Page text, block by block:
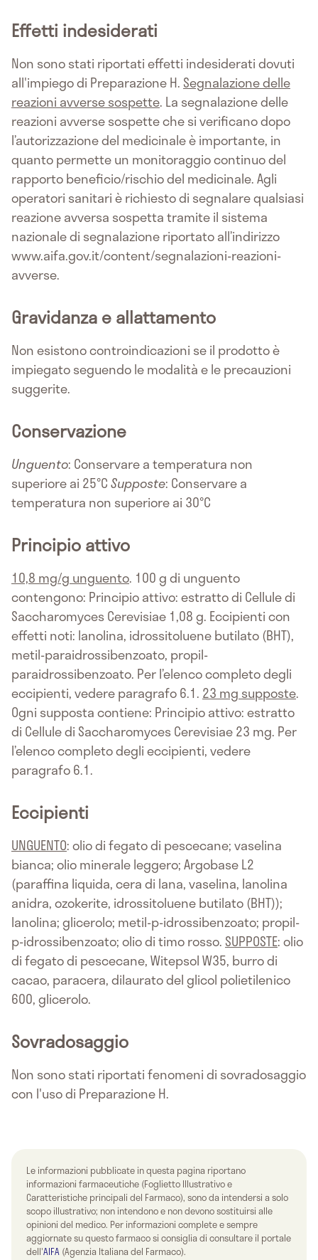
Effetti indesiderati
Non sono stati riportati effetti indesiderati dovuti
all'impiego di Preparazione H. Segnalazione delle
reazioni avverse sospette. La segnalazione delle
reazioni avverse sospette che si verificano dopo
l’autorizzazione del medicinale è importante, in
quanto permette un monitoraggio continuo del
rapporto beneficio/rischio del medicinale. Agli
operatori sanitari è richiesto di segnalare qualsiasi
reazione avversa sospetta tramite il sistema
nazionale di segnalazione riportato all’indirizzo
www.aifa.gov.it/content/segnalazioni-reazioni-
avverse.
Gravidanza e allattamento
Non esistono controindicazioni se il prodotto è
impiegato seguendo le modalità e le precauzioni
suggerite.
Conservazione
Unguento: Conservare a temperatura non
superiore ai 25°CSupposte: Conservare a
temperatura non superiore ai 30°C
Principio attivo
10,8 mg/g unguento. 100 g di unguento
contengono: Principio attivo: estratto di Cellule di
Saccharomyces Cerevisiae 1,08 g. Eccipienti con
effetti noti: lanolina, idrossitoluene butilato (BHT),
metil-paraidrossibenzoato, propil-
paraidrossibenzoato. Per l’elenco completo degli
eccipienti, vedere paragrafo 6.1. 23 mg supposte.
Ogni supposta contiene: Principio attivo: estratto
di Cellule di Saccharomyces Cerevisiae 23 mg. Per
l’elenco completo degli eccipienti, vedere
paragrafo 6.1.
Eccipienti
UNGUENTO: olio di fegato di pescecane; vaselina
bianca; olio minerale leggero; Argobase L2
(paraffina liquida, cera di lana, vaselina, lanolina
anidra, ozokerite, idrossitoluene butilato (BHT));
lanolina; glicerolo; metil-p-idrossibenzoato; propil-
p-idrossibenzoato; olio di timo rosso. SUPPOSTE: olio
di fegato di pescecane, Witepsol W35, burro di
cacao, paracera, dilaurato del glicol polietilenico
600, glicerolo.
Sovradosaggio
Non sono stati riportati fenomeni di sovradosaggio
con l'uso di Preparazione H.
Le informazioni pubblicate in questa pagina riportano
informazioni farmaceutiche (Foglietto Illustrativo e
Caratteristiche principali del Farmaco), sono da intendersi a solo
scopo illustrativo; non intendono e non devono sostituirsi alle
opinioni del medico. Per informazioni complete e sempre
aggiornate su questo farmaco si consiglia di consultare il portale
dell'AIFA (Agenzia Italiana del Farmaco).